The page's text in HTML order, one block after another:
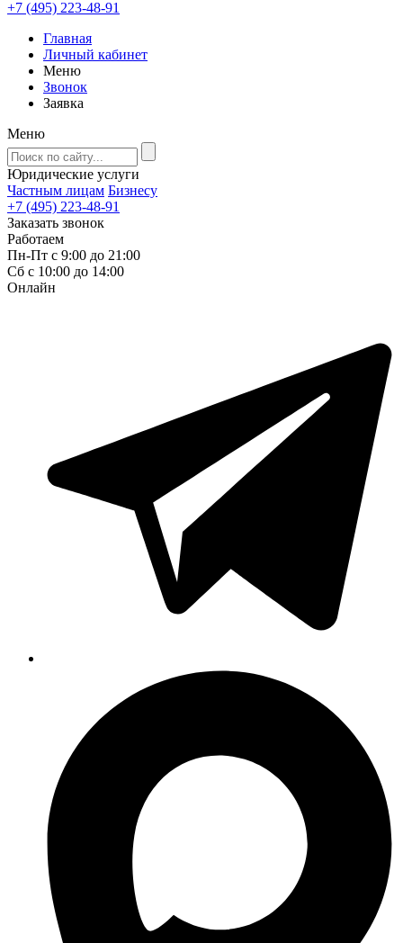
+7 (495) 223-48-91
Главная
Личный кабинет
Меню
Звонок
Заявка
Меню
Юридические услуги
Частным лицам Бизнесу
+7 (495) 223-48-91
Заказать звонок
Работаем
Пн-Пт с 9:00 до 21:00
Сб с 10:00 до 14:00
Онлайн